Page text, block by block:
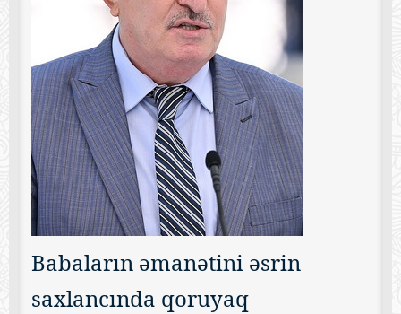
Babaların əmanətini əsrin
saxlancında qoruyaq